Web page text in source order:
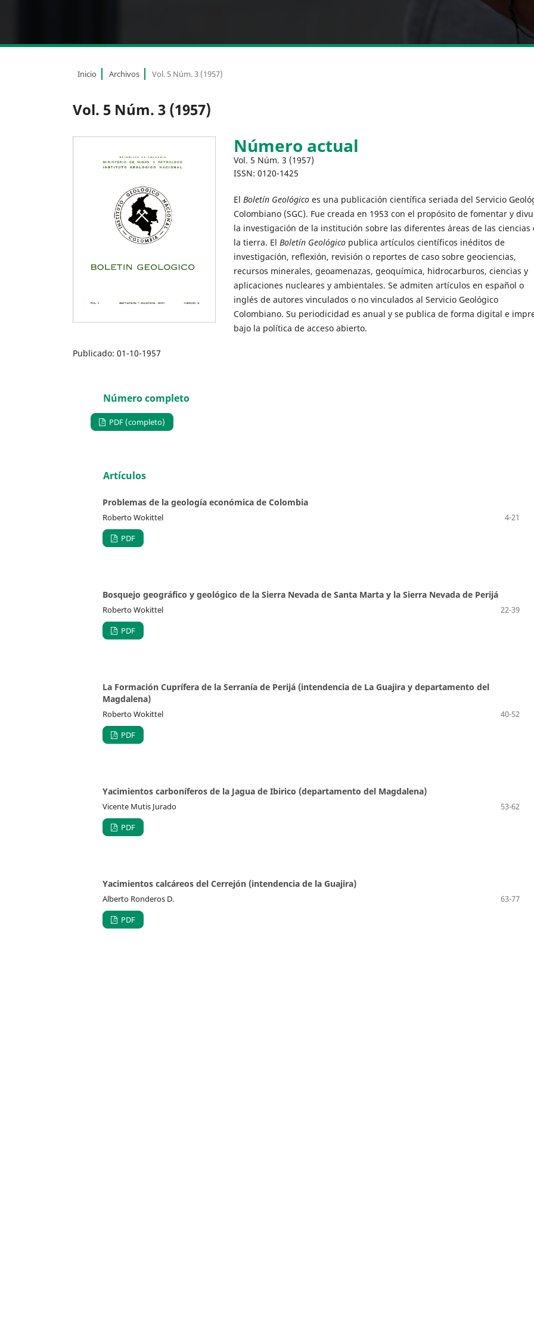
Inicio Archivos Vol. 5 Núm. 3 (1957)
Vol. 5 Núm. 3 (1957)
Número actual
Vol. 5 Núm. 3 (1957)
ISSN: 0120-1425
El Boletín Geológico es una publicación científica seriada del Servicio
Colombiano (SGC). Fue creada en 1953 con el propósito de fomentar y
la investigación de la institución sobre las diferentes áreas de las ciencias
la tierra. El Boletín Geológico publica artículos científicos inéditos de
investigación, reflexión, revisión o reportes de caso sobre geociencias,
recursos minerales, geoamenazas, geoquímica, hidrocarburos, ciencias y
aplicaciones nucleares y ambientales. Se admiten artículos en español o
inglés de autores vinculados o no vinculados al Servicio Geológico
Colombiano. Su periodicidad es anual y se publica de forma digital e
bajo la política de acceso abierto.
Publicado: 01-10-1957
Número completo
PDF (completo)
Artículos
Problemas de la geología económica de Colombia
Roberto Wokittel
4-21
PDF
Bosquejo geográfico y geológico de la Sierra Nevada de Santa Marta y la Sierra Nevada de Perijá
Roberto Wokittel
22-39
PDF
La Formación Cuprífera de la Serranía de Perijá (intendencia de La Guajira y departamento del
Magdalena)
Roberto Wokittel
40-52
PDF
Yacimientos carboníferos de la Jagua de Ibirico (departamento del Magdalena)
Vicente Mutis Jurado
53-62
PDF
Yacimientos calcáreos del Cerrejón (intendencia de la Guajira)
Alberto Ronderos D.
63-77
PDF